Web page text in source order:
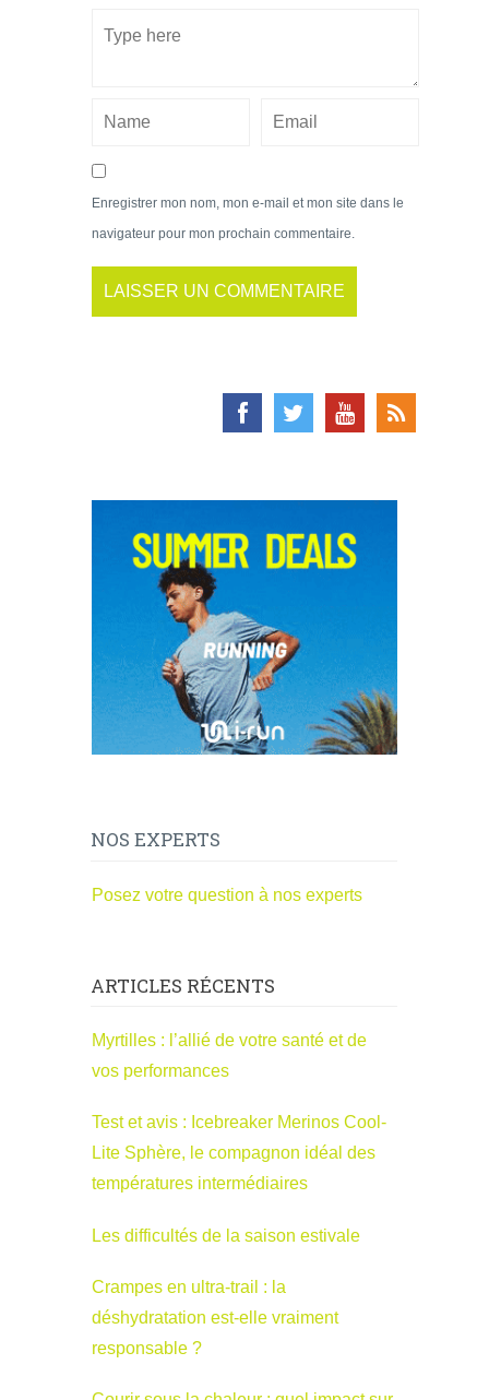
Enregistrer mon nom, mon e-mail et mon site dans le
navigateur pour mon prochain commentaire.
NOS EXPERTS
Posez votre question à nos experts
ARTICLES RÉCENTS
Myrtilles : l’allié de votre santé et de
vos performances
Test et avis : Icebreaker Merinos Cool-
Lite Sphère, le compagnon idéal des
températures intermédiaires
Les difficultés de la saison estivale
Crampes en ultra-trail : la
déshydratation est-elle vraiment
responsable ?